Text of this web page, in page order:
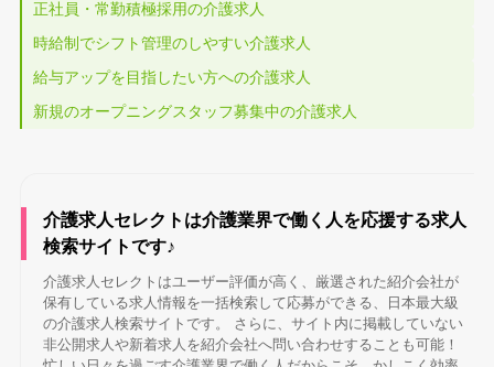
正社員・常勤積極採用の介護求人
時給制でシフト管理のしやすい介護求人
給与アップを目指したい方への介護求人
新規のオープニングスタッフ募集中の介護求人
介護求人セレクトは介護業界で働く人を応援する求人
検索サイトです♪
介護求人セレクトはユーザー評価が高く、厳選された紹介会社が
保有している求人情報を一括検索して応募ができる、日本最大級
の介護求人検索サイトです。 さらに、サイト内に掲載していない
非公開求人や新着求人を紹介会社へ問い合わせすることも可能！